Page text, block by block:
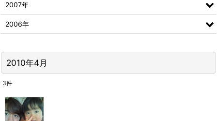
2010年4月
3件
2007年
2006年